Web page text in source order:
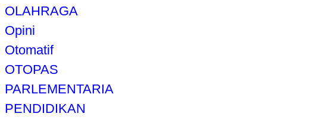
OLAHRAGA
Opini
Otomatif
OTOPAS
PARLEMENTARIA
PENDIDIKAN